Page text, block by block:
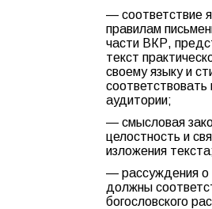
— соответствие
правилам
части ВКР,
текст
своему языку и
аудитории;
— смысловая
целостность и
изложения
— рассуждения о
должны
богословского